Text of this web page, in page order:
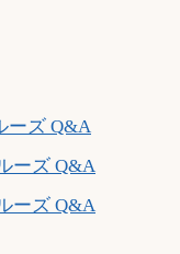
ーズ Q&A
ーズ Q&A
ーズ Q&A